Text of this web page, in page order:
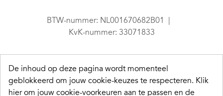
BTW-nummer: NL001670682B01
KvK-nummer: 33071833
De inhoud op deze pagina wordt momenteel
geblokkeerd om jouw cookie-keuzes te respecteren. Klik
hier om jouw cookie-voorkeuren aan te passen en de